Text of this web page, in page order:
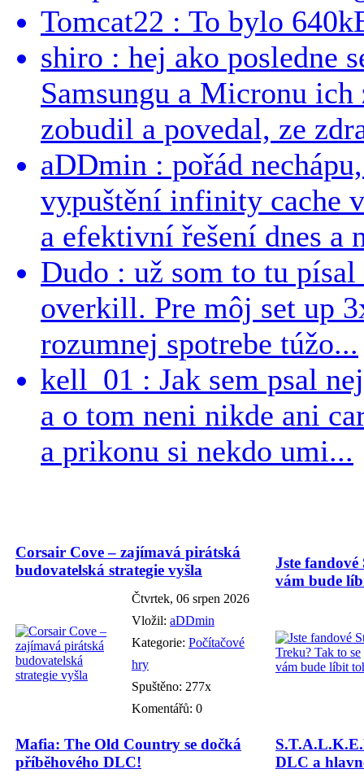
Tomcat22 : To bylo
shiro : hej ako posledne
Samsungu a Micronu
zobudil a povedal, ze
aDDmin : pořád
vypuštění infinity cache
a efektivní řešení dnes a
Dudo : už som to tu
overkill. Pre môj set up
rozumnej spotrebe túžo...
kell_01 : Jak sem psal
a o tom neni nikde ani
a prikonu si nekdo umi...
Corsair Cove – zajímavá pirátská
budovatelská strategie vyšla
Čtvrtek, 06 srpen 2026
Vložil: aDDmin
Kategorie: Počítačové
hry
Spuštěno: 277x
Komentářů: 0
Jste
vám bude
Mafia: The Old Country se dočká
příběhového DLC!
DLC a